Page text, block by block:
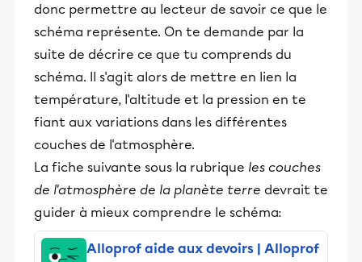
donc permettre au lecteur de savoir ce que le
schéma représente. On te demande par la
suite de décrire ce que tu comprends du
schéma. Il s'agit alors de mettre en lien la
température, l'altitude et la pression en te
fiant aux variations dans les différentes
couches de l'atmosphère.
La fiche suivante sous la rubrique les couches
de l'atmosphère de la planète terre devrait te
guider à mieux comprendre le schéma:
Alloprof aide aux devoirs | Alloprof